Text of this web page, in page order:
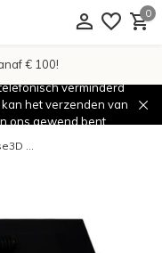
0
€ 100!
verminderd
het verzenden van
ons gewend bent.
...